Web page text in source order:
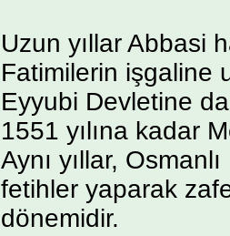
Uzun yıllar Abbasi
Fatimilerin işgaline
Eyyubi Devletine
1551 yılına kadar
Aynı yıllar,
fetihler yaparak
dönemidir.